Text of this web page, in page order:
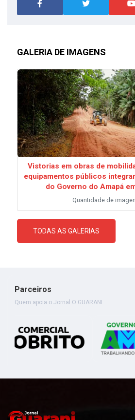
GALERIA DE IMAGENS
Vistorias em obras de
equipamentos públicos
do Governo do Amapá
Quantidade de
TODAS AS GALERIAS
Parceiros
Quem apoia o Jornal O GUARANI